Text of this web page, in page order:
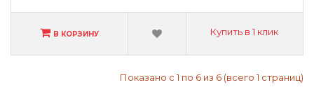
В КОРЗИНУ Купить в 1 клик
Показано с 1 по 6 из 6 (всего 1 страниц)